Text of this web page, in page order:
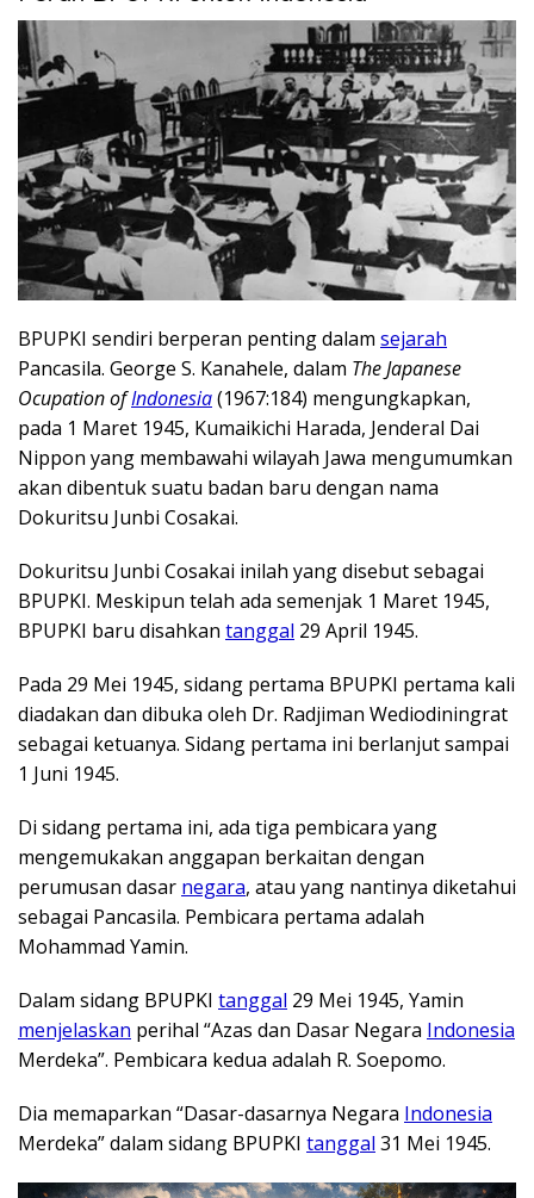
BPUPKI sendiri berperan penting dalam sejarah
Pancasila. George S. Kanahele, dalam The Japanese
Ocupation ofIndonesia(1967:184) mengungkapkan,
pada 1 Maret 1945, Kumaikichi Harada, Jenderal Dai
Nippon yang membawahi wilayah Jawa mengumumkan
akan dibentuk suatu badan baru dengan nama
Dokuritsu Junbi Cosakai.
Dokuritsu Junbi Cosakai inilah yang disebut sebagai
BPUPKI. Meskipun telah ada semenjak 1 Maret 1945,
BPUPKI baru disahkan tanggal 29 April 1945.
Pada 29 Mei 1945, sidang pertama BPUPKI pertama kali
diadakan dan dibuka oleh Dr. Radjiman Wediodiningrat
sebagai ketuanya. Sidang pertama ini berlanjut sampai
1 Juni 1945.
Di sidang pertama ini, ada tiga pembicara yang
mengemukakan anggapan berkaitan dengan
perumusan dasar negara, atau yang nantinya diketahui
sebagai Pancasila. Pembicara pertama adalah
Mohammad Yamin.
Dalam sidang BPUPKI tanggal 29 Mei 1945, Yamin
menjelaskan perihal “Azas dan Dasar Negara Indonesia
Merdeka”. Pembicara kedua adalah R. Soepomo.
Dia memaparkan “Dasar-dasarnya Negara Indonesia
Merdeka” dalam sidang BPUPKI tanggal 31 Mei 1945.